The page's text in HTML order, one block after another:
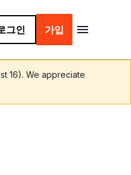
그인 가입
16). We appreciate